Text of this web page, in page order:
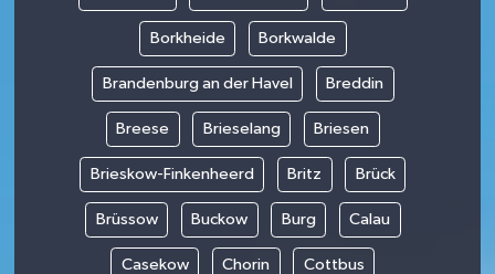
Borkheide Borkwalde
Brandenburg an der Havel Breddin
Breese Brieselang Briesen
Brieskow-Finkenheerd Britz Brück
Brüssow Buckow Burg Calau
Casekow Chorin Cottbus